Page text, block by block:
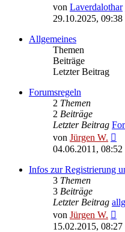
von Laverdalothar
29.10.2025, 09:38
Allgemeines
Themen
Beiträge
Letzter Beitrag
Forumsregeln
2 Themen
2 Beiträge
Letzter Beitrag
von Jürgen W.
04.06.2011, 08:52
Infos zur Registrierung
3 Themen
3 Beiträge
Letzter Beitrag
von Jürgen W.
15.02.2015, 08:27